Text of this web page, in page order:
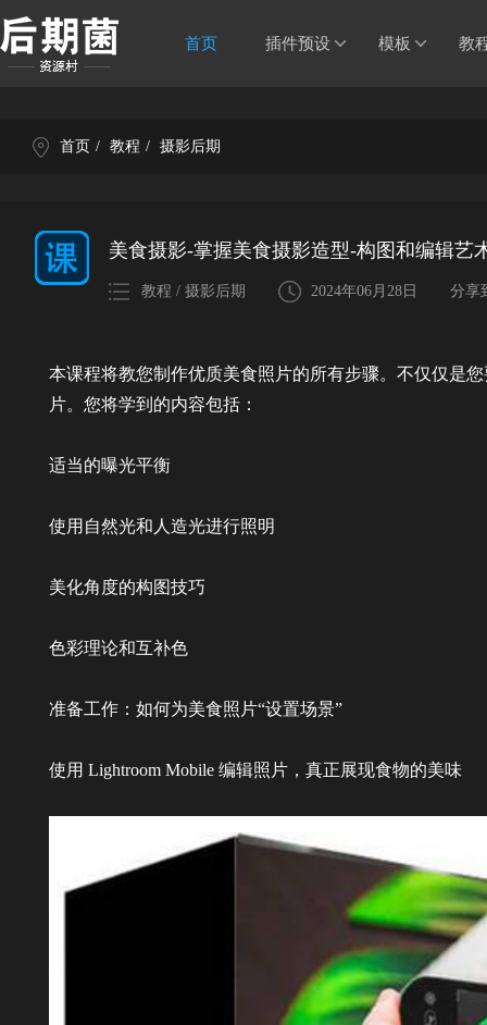
首页 插件预设 模板 教
首页 / 教程 / 摄影后期
美食摄影-掌握美食摄影造型-构图和编辑艺
教程 / 摄影后期 2024年06月28日 分享
本课程将教您制作优质美食照片的所有步骤。不仅仅是
片。您将学到的内容包括：
适当的曝光平衡
使用自然光和人造光进行照明
美化角度的构图技巧
色彩理论和互补色
准备工作：如何为美食照片“设置场景”
使用 Lightroom Mobile 编辑照片，真正展现食物的美味